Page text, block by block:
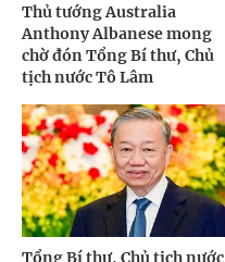
Thủ tướng Australia
Anthony Albanese mong
chờ đón Tổng Bí thư, Chủ
tịch nước Tô Lâm
Tổng Bí thư, Chủ tịch nước